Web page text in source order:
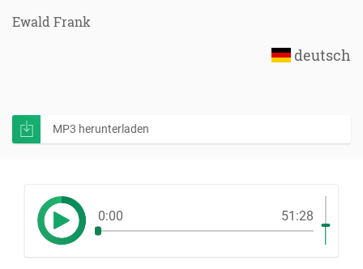
Ewald Frank
deutsch
MP3 herunterladen
0:00 51:28